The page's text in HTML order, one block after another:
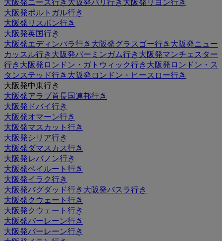
大阪発ニース行き 大阪発パリ行き 大阪発リヨン行き
大阪発ポルトガル行き
大阪発リスボン行き
大阪発英国行き
大阪発エディンバラ行き 大阪発グラスゴー行き 大阪発ニュー
カッスル行き 大阪発バーミンガム行き 大阪発マンチェスター
行き 大阪発ロンドン・ガトウィック行き 大阪発ロンドン・ス
タンステッド行き 大阪発ロンドン・ヒースロー行き
大阪発中東行き
大阪発アラブ首長国連邦行き
大阪発ドバイ行き
大阪発オマーン行き
大阪発マスカット行き
大阪発シリア行き
大阪発ダマスカス行き
大阪発レバノン行き
大阪発ベイルート行き
大阪発イラク行き
大阪発バグダッド行き 大阪発バスラ行き
大阪発クウェート行き
大阪発クウェート行き
大阪発バーレーン行き
大阪発バーレーン行き